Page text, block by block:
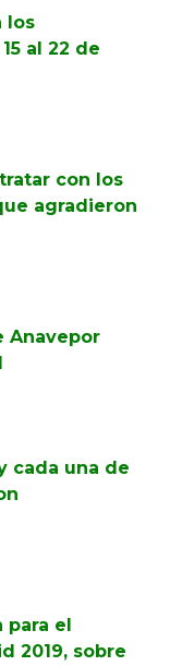
los
al 22 de
con los
agradieron
Anavepor
cada una de
para el
2019, sobre